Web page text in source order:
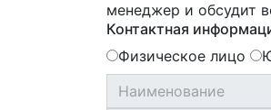
менеджер и обсудит
Контактная
Физическое лицо